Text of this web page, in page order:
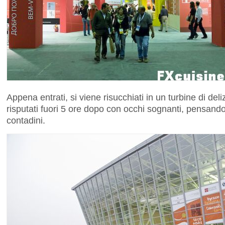
Appena entrati, si viene risucchiati in un turbine di
risputati fuori 5 ore dopo con occhi sognanti,
contadini.